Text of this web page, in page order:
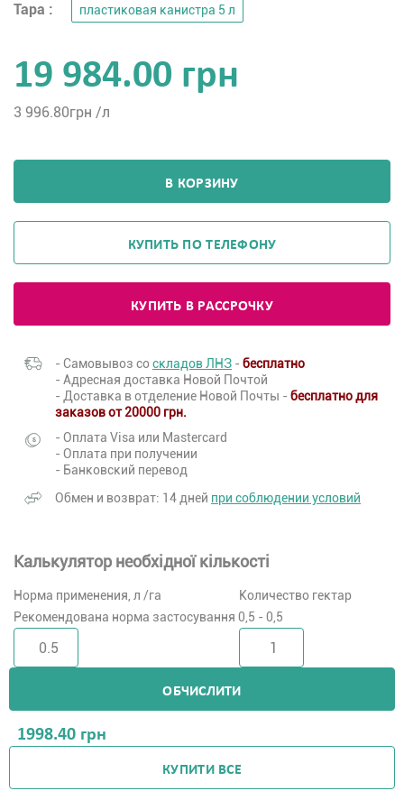
Тара : пластиковая канистра 5 л
19 984.00 грн
3 996.80грн /л
В КОРЗИНУ
КУПИТЬ ПО ТЕЛЕФОНУ
КУПИТЬ В РАССРОЧКУ
- Самовывоз соскладов ЛНЗ - бесплатно
- Адресная доставка Новой Почтой
- Доставка в отделение Новой Почты - бесплатно для
заказов от 20000 грн.
- Оплата Visa или Mastercard
- Оплата при получении
- Банковский перевод
Обмен и возврат: 14 дней при соблюдении условий
Калькулятор необхідної кількості
Норма применения, л /га
Количество гектар
Рекомендована норма застосування 0,5 - 0,5
ОБЧИСЛИТИ
1998.40 грн
КУПИТИ ВСЕ